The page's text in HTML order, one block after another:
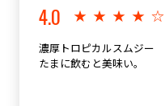
4.0 ★★★★☆
濃厚トロピカルスムジー
たまに飲むと美味い。